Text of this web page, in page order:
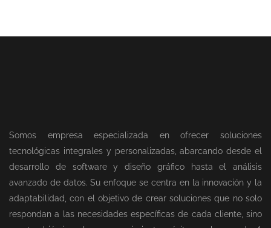
Somos empresa especializada en ofrecer soluciones
tecnológicas integrales y personalizadas, abarcando desde el
desarrollo de software y diseño gráfico hasta el análisis
avanzado de datos. Su enfoque se centra en la innovación y la
adaptabilidad, con el objetivo de crear soluciones que no solo
respondan a las necesidades específicas de cada cliente, sino